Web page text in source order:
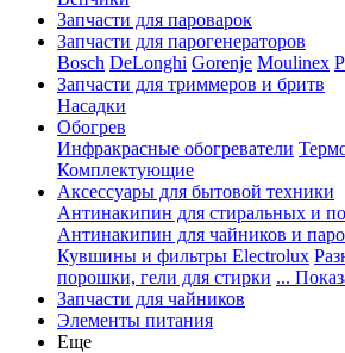
Запчасти для пароварок
Запчасти для парогенераторов
Bosch DeLonghi Gorenje Moulinex
Запчасти для триммеров и бритв
Насадки
Обогрев
Инфракрасные обогреватели
Комплектующие
Аксессуары для бытовой техники
Антинакипин для стиральных и
Антинакипин для чайников и
Кувшины и фильтры Electrolux
порошки, гели для стирки ...
Запчасти для чайников
Элементы питания
Еще